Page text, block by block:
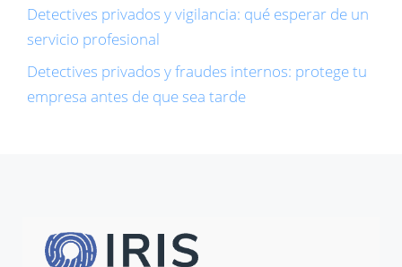
Detectives privados y vigilancia: qué esperar de un
servicio profesional
Detectives privados y fraudes internos: protege tu
empresa antes de que sea tarde